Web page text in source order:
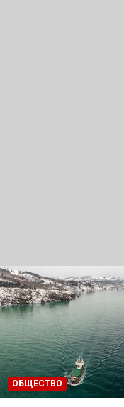
ОБЩЕСТВО